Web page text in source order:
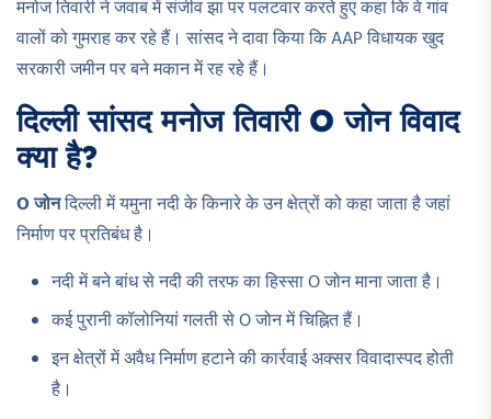
मनोज तिवारी ने जवाब में संजीव झा पर पलटवार करते हुए कहा कि वे गांव
वालों को गुमराह कर रहे हैं। सांसद ने दावा किया कि AAP विधायक खुद
सरकारी जमीन पर बने मकान में रह रहे हैं।
दिल्ली सांसद मनोज तिवारी O जोन विवाद
क्या है?
O जोनदिल्ली में यमुना नदी के किनारे के उन क्षेत्रों को कहा जाता है जहां
निर्माण पर प्रतिबंध है।
नदी में बने बांध से नदी की तरफ का हिस्सा O जोन माना जाता है।
कई पुरानी कॉलोनियां गलती से O जोन में चिह्नित हैं।
इन क्षेत्रों में अवैध निर्माण हटाने की कार्रवाई अक्सर विवादास्पद होती
है।